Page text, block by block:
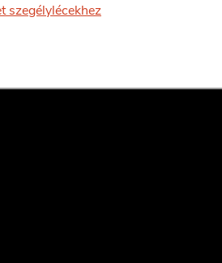
szegélylécekhez